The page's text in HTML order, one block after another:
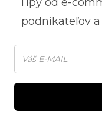
podnikateľov